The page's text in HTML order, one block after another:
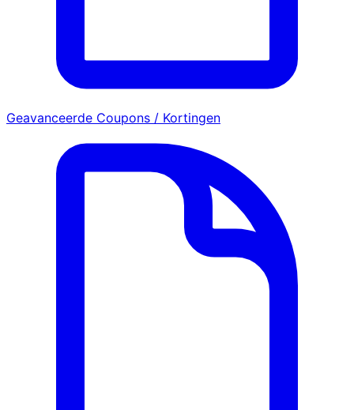
Geavanceerde Coupons / Kortingen